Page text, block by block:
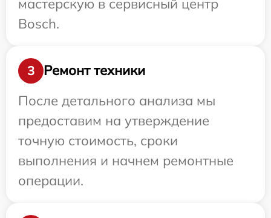
мастерскую в сервисный центр
Bosch.
3
Ремонт техники
После детального анализа мы
предоставим на утверждение
точную стоимость, сроки
выполнения и начнем ремонтные
операции.